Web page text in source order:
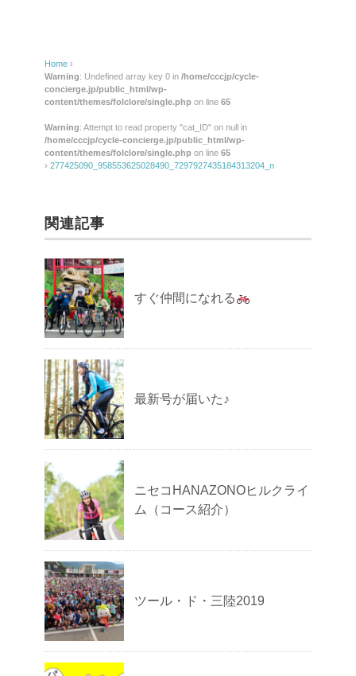
Home ›
Warning: Undefined array key 0 in /home/cccjp/cycle-
concierge.jp/public_html/wp-
content/themes/folclore/single.php on line 65
Warning: Attempt to read property "cat_ID" on null in
/home/cccjp/cycle-concierge.jp/public_html/wp-
content/themes/folclore/single.php on line 65
› 277425090_958553625028490_7297927435184313204_n
関連記事
すぐ仲間になれる
最新号が届いた♪
ニセコHANAZONOヒルクライ
ム（コース紹介）
ツール・ド・三陸2019